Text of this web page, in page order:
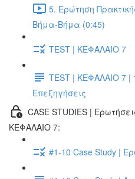
5. Ερώτηση
Βήμα-Βήμα (0:45)
TEST | ΚΕΦΑΛΑΙΟ 7
TEST | ΚΕΦΑΛΑΙΟ 7 |
Επεξηγήσεις
CASE STUDIES |
ΚΕΦΑΛΑΙΟ 7:
#1-10 Case Study |